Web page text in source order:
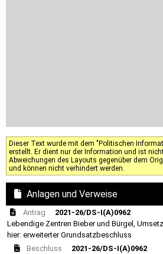
Dieser Text wurde mit dem "Politischen
erstellt. Er dient nur der Information und ist
Abweichungen des Layouts gegenüber dem
und können nicht verhindert werden.
Anlagen und Verweise
Antrag
2021-26/DS-I(A)0962
Lebendige Zentren Bieber und Bürgel,
hier: erweiterter Grundsatzbeschluss
Beschluss
2021-26/DS-I(A)0962